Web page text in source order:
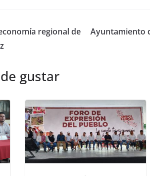
regional de
Ayuntamiento
gustar